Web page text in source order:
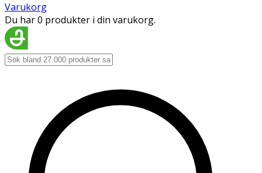
Varukorg
Du har 0 produkter i din varukorg.